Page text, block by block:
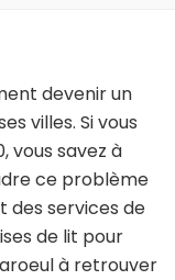
devenir un
villes. Si vous
vous savez à
ce problème
des services de
de lit pour
à retrouver